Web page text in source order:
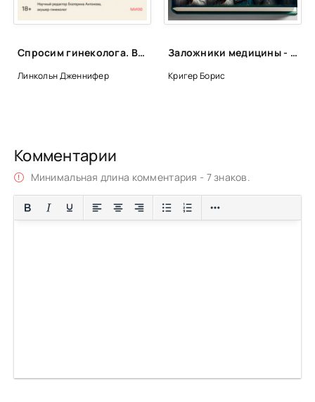
Спросим гинеколога. Все, что вы хотели знать о месячных, сексе, предохранении и беременности - Дженнифер Линкольн
Линкольн Дженнифер
Заложники медицины - Борис Кригер
Кригер Борис
Комментарии
Минимальная длина комментария - 7 знаков.